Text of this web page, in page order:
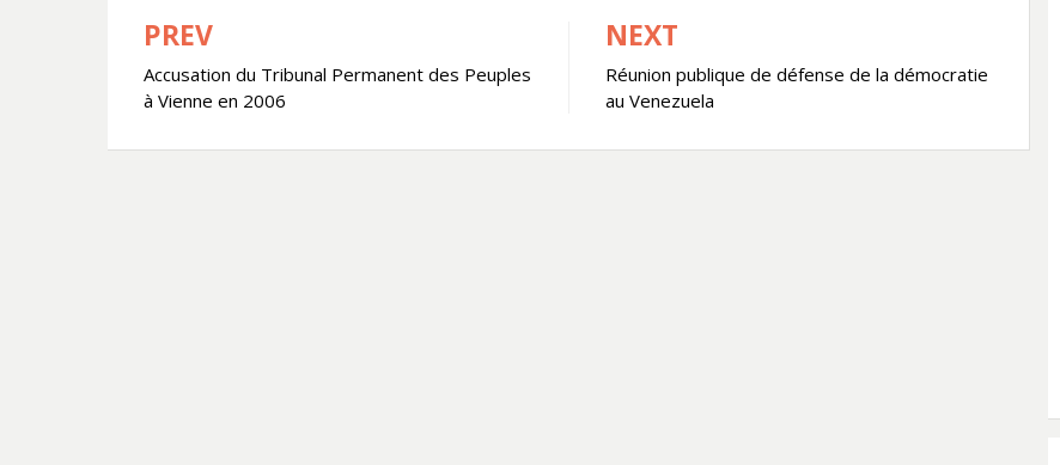
Navigation
de
PREV
Accusation du Tribunal Permanent des Peuples
à Vienne en 2006
NEXT
Réunion publique de défense de la démocratie
au Venezuela